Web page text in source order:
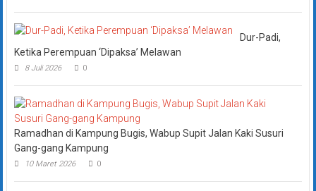
Dur-Padi,
Ketika Perempuan ‘Dipaksa’ Melawan
8 Juli 2026 0
Ramadhan di Kampung Bugis, Wabup Supit Jalan Kaki Susuri
Gang-gang Kampung
10 Maret 2026 0